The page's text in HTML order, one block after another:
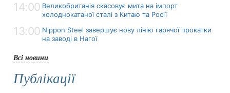
14:00 Великобританія скасовує мита на імпорт
холоднокатаної сталі з Китаю та Росії
13:00 Nippon Steel завершує нову лінію гарячої прокатки
на заводі в Нагої
Всі новини
Публікації